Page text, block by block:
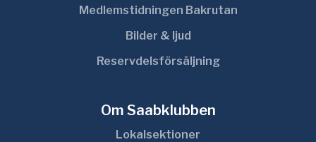
Medlemstidningen Bakrutan
Bilder & ljud
Reservdelsförsäljning
Om Saabklubben
Lokalsektioner